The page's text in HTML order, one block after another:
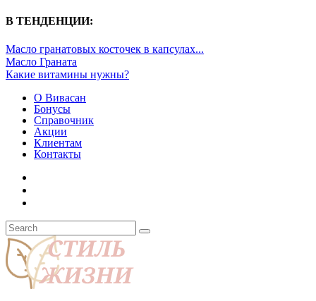
В ТЕНДЕНЦИИ:
Масло гранатовых косточек в капсулах...
Масло Граната
Какие витамины нужны?
О Вивасан
Бонусы
Справочник
Акции
Клиентам
Контакты